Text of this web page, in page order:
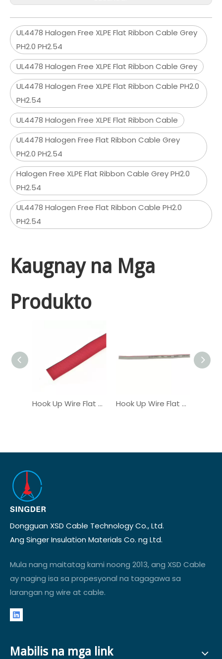
UL4478 Halogen Free XLPE Flat Ribbon Cable Grey
PH2.0 PH2.54
UL4478 Halogen Free XLPE Flat Ribbon Cable Grey
UL4478 Halogen Free XLPE Flat Ribbon Cable PH2.0
PH2.54
UL4478 Halogen Free XLPE Flat Ribbon Cable
UL4478 Halogen Free Flat Ribbon Cable Grey
PH2.0 PH2.54
Halogen Free XLPE Flat Ribbon Cable Grey PH2.0
PH2.54
UL4478 Halogen Free Flat Ribbon Cable PH2.0
PH2.54
Kaugnay na Mga
Produkto
Hook Up Wire Flat Ribbon Cable UL21016 Hook Up Wire Flat Ribbon Cable UL2651
Dongguan XSD Cable Technology Co., Ltd.
Ang Singer Insulation Materials Co. ng Ltd.
Mula nang maitatag kami noong 2013, ang XSD Cable
ay naging isa sa propesyonal na tagagawa sa
larangan ng wire at cable.
Mabilis na mga link